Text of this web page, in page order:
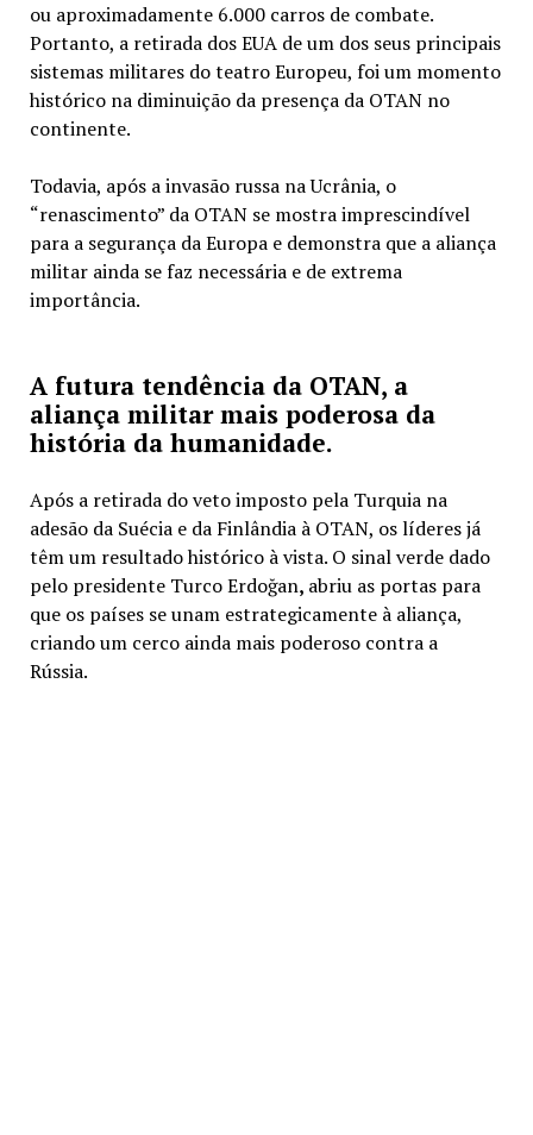
ou aproximadamente 6.000 carros de combate.
Portanto, a retirada dos EUA de um dos seus principais
sistemas militares do teatro Europeu, foi um momento
histórico na diminuição da presença da OTAN no
continente.
Todavia, após a invasão russa na Ucrânia, o
“renascimento” da OTAN se mostra imprescindível
para a segurança da Europa e demonstra que a aliança
militar ainda se faz necessária e de extrema
importância.
A futura tendência da OTAN, a
aliança militar mais poderosa da
história da humanidade.
Após a retirada do veto imposto pela Turquia na
adesão da Suécia e da Finlândia à OTAN, os líderes já
têm um resultado histórico à vista. O sinal verde dado
pelo presidente TurcoErdoğan, abriu as portas para
que os países se unam estrategicamente à aliança,
criando um cerco ainda mais poderoso contra a
Rússia.